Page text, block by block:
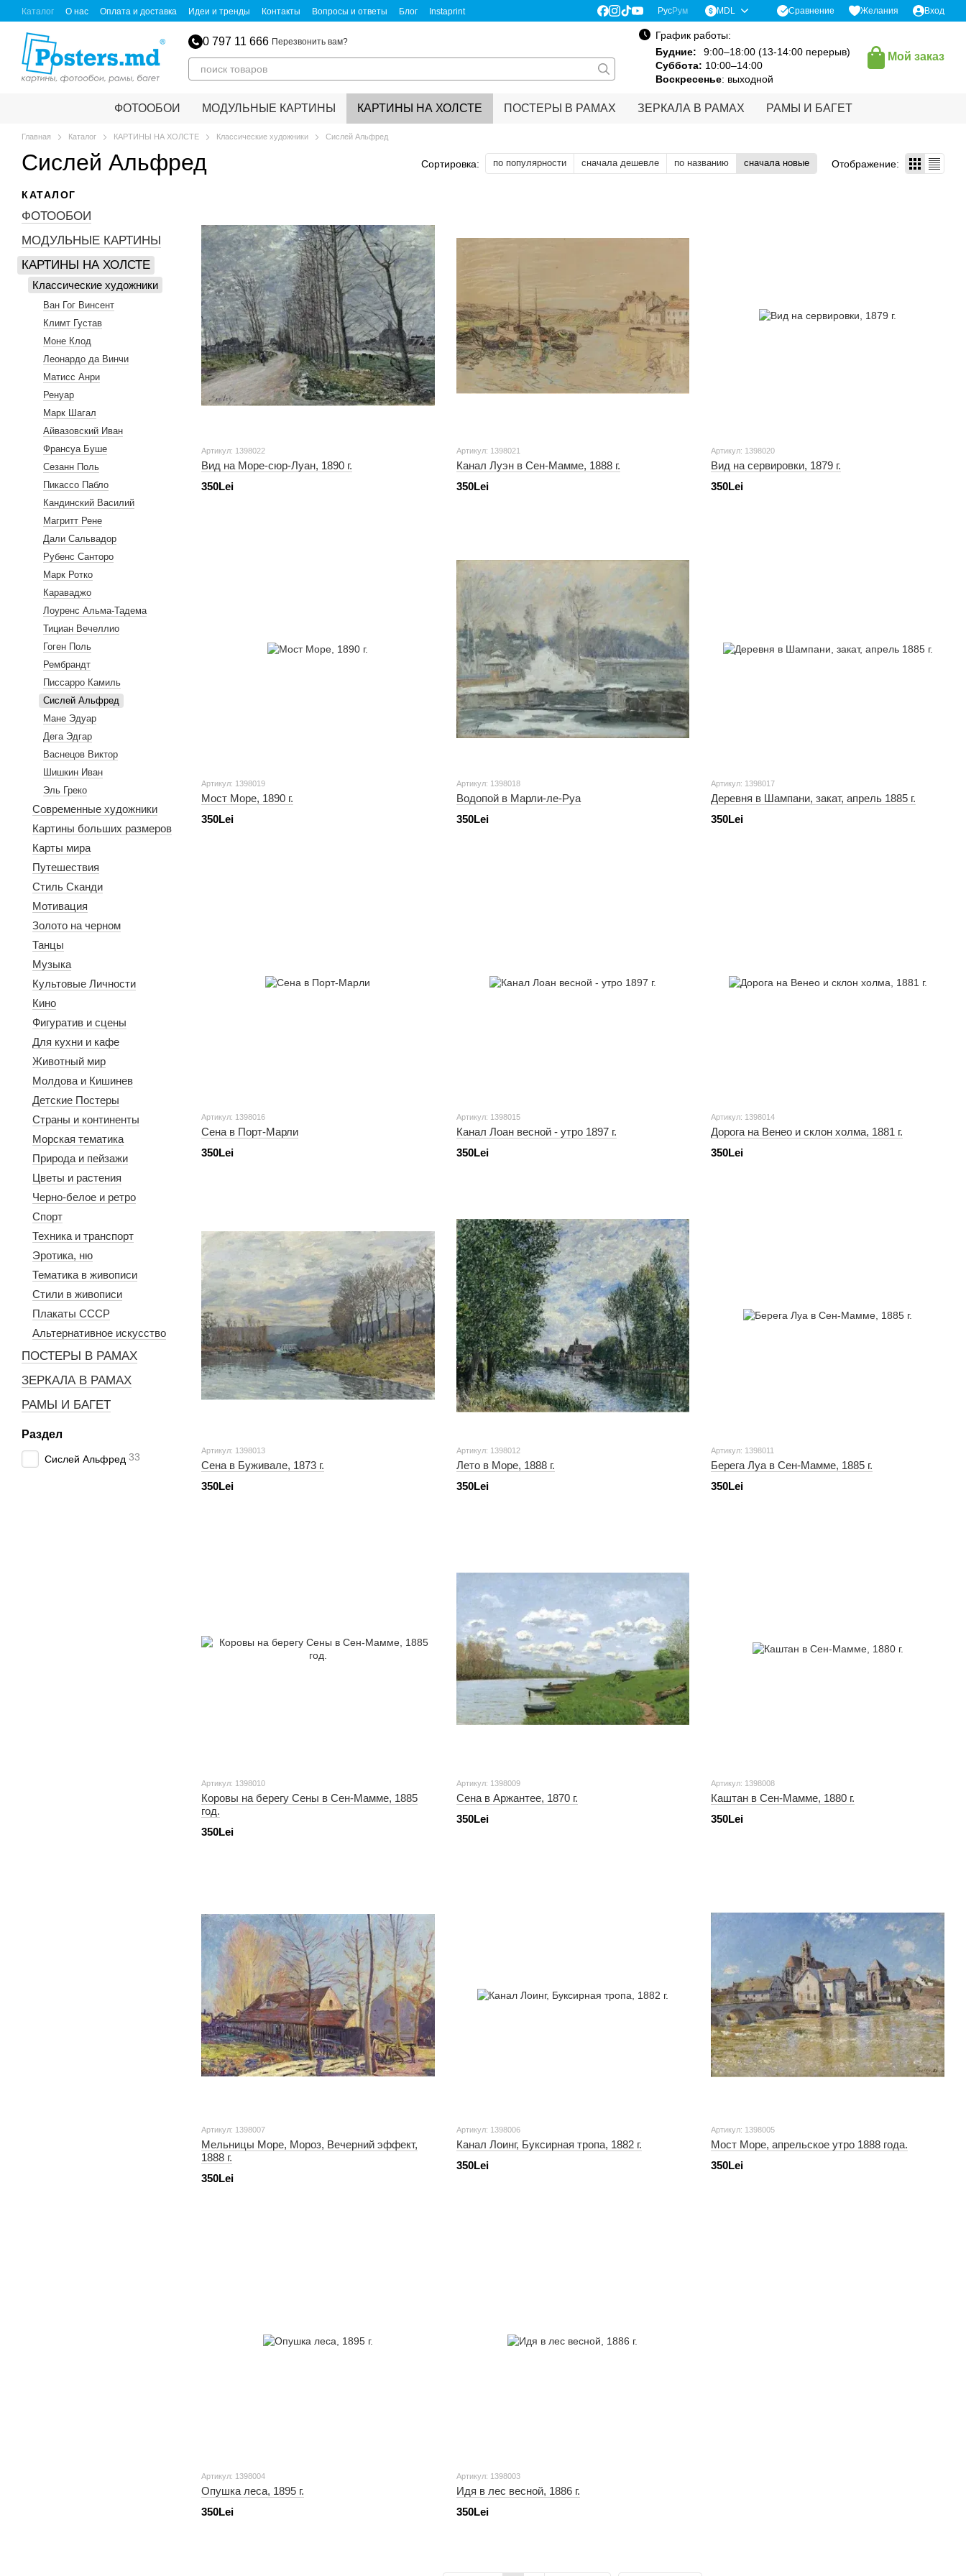
Перейти к основному контенту
Каталог О нас Оплата и доставка Идеи и тренды Контакты Вопросы и ответы Блог
Instaprint
Обмен и возврат
Для партнеров
РусРум MDL Сравнение Желания Вход
0 797 11 666 Перезвонить вам?
График работы:
Будние:
9:00–18:00 (13-14:00 перерыв)
Суббота: 10:00–14:00
Воскресенье: выходной
Мой заказ
ФОТООБОИ МОДУЛЬНЫЕ КАРТИНЫ КАРТИНЫ НА ХОЛСТЕ ПОСТЕРЫ В РАМАХ ЗЕРКАЛА В РАМАХ РАМЫ И БАГЕТ
Главная Каталог КАРТИНЫ НА ХОЛСТЕ Классические художники Сислей Альфред
Сислей Альфред Сортировка: по популярности сначала дешевле по названию сначала новые Отображение:
Артикул: 1398022
Вид на Море-сюр-Луан, 1890 г.
350Lei
Артикул: 1398021
Канал Луэн в Сен-Мамме, 1888 г.
350Lei
Артикул: 1398020
Вид на сервировки, 1879 г.
350Lei
Артикул: 1398019
Мост Море, 1890 г.
350Lei
Артикул: 1398018
Водопой в Марли-ле-Руа
350Lei
Артикул: 1398017
Деревня в Шампани, закат, апрель 1885 г.
350Lei
Артикул: 1398016
Сена в Порт-Марли
350Lei
Артикул: 1398015
Канал Лоан весной - утро 1897 г.
350Lei
Артикул: 1398014
Дорога на Венео и склон холма, 1881 г.
350Lei
Артикул: 1398013
Сена в Буживале, 1873 г.
350Lei
Артикул: 1398012
Лето в Море, 1888 г.
350Lei
Артикул: 1398011
Берега Луа в Сен-Мамме, 1885 г.
350Lei
Артикул: 1398010
Коровы на берегу Сены в Сен-Мамме, 1885
год.
350Lei
Артикул: 1398009
Сена в Аржантее, 1870 г.
350Lei
Артикул: 1398008
Каштан в Сен-Мамме, 1880 г.
350Lei
Артикул: 1398007
Мельницы Море, Мороз, Вечерний эффект,
1888 г.
350Lei
Артикул: 1398006
Канал Лоинг, Буксирная тропа, 1882 г.
350Lei
Артикул: 1398005
Мост Море, апрельское утро 1888 года.
350Lei
Артикул: 1398004
Опушка леса, 1895 г.
350Lei
Артикул: 1398003
Идя в лес весной, 1886 г.
350Lei
КАТАЛОГ
ФОТООБОИ
МОДУЛЬНЫЕ КАРТИНЫ
КАРТИНЫ НА ХОЛСТЕ
Классические художники
Ван Гог Винсент
Климт Густав
Моне Клод
Леонардо да Винчи
Матисс Анри
Ренуар
Марк Шагал
Айвазовский Иван
Франсуа Буше
Сезанн Поль
Пикассо Пабло
Кандинский Василий
Магритт Рене
Дали Сальвадор
Рубенс Санторо
Марк Ротко
Караваджо
Лоуренс Альма-Тадема
Тициан Вечеллио
Гоген Поль
Рембрандт
Писсарро Камиль
Сислей Альфред
Мане Эдуар
Дега Эдгар
Васнецов Виктор
Шишкин Иван
Эль Греко
Современные художники
Картины больших размеров
Карты мира
Путешествия
Стиль Сканди
Мотивация
Золото на черном
Танцы
Музыка
Культовые Личности
Кино
Фигуратив и сцены
Для кухни и кафе
Животный мир
Молдова и Кишинев
Детские Постеры
Страны и континенты
Морская тематика
Природа и пейзажи
Цветы и растения
Черно-белое и ретро
Спорт
Техника и транспорт
Эротика, ню
Тематика в живописи
Стили в живописи
Плакаты СССР
Альтернативное искусство
ПОСТЕРЫ В РАМАХ
ЗЕРКАЛА В РАМАХ
РАМЫ И БАГЕТ
Раздел
Сислей Альфред 33